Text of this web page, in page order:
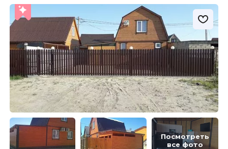
Посмотреть
все фото